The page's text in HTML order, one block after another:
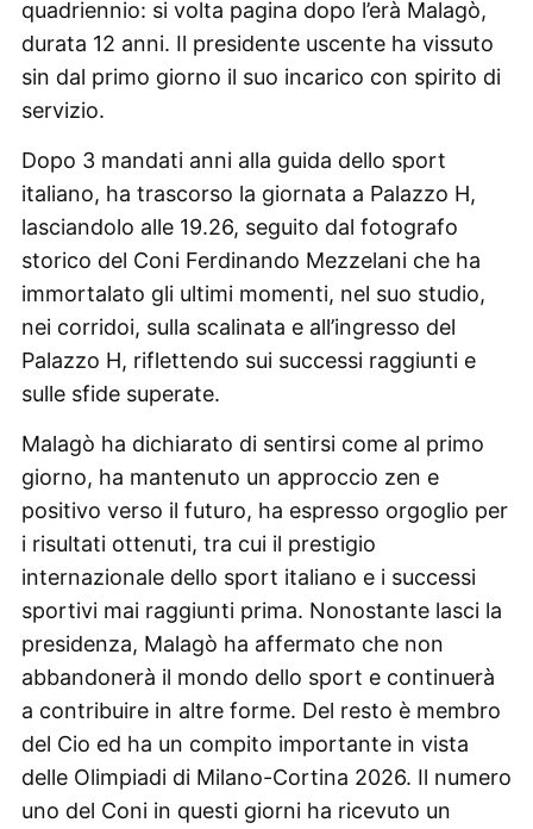
quadriennio: si volta pagina dopo l’erà Malagò,
durata 12 anni. Il presidente uscente ha vissuto
sin dal primo giorno il suo incarico con spirito di
servizio.
Dopo 3 mandati anni alla guida dello sport
italiano, ha trascorso la giornata a Palazzo H,
lasciandolo alle 19.26, seguito dal fotografo
storico del Coni Ferdinando Mezzelani che ha
immortalato gli ultimi momenti, nel suo studio,
nei corridoi, sulla scalinata e all’ingresso del
Palazzo H, riflettendo sui successi raggiunti e
sulle sfide superate.
Malagò ha dichiarato di sentirsi come al primo
giorno, ha mantenuto un approccio zen e
positivo verso il futuro, ha espresso orgoglio per
i risultati ottenuti, tra cui il prestigio
internazionale dello sport italiano e i successi
sportivi mai raggiunti prima. Nonostante lasci la
presidenza, Malagò ha affermato che non
abbandonerà il mondo dello sport e continuerà
a contribuire in altre forme. Del resto è membro
del Cio ed ha un compito importante in vista
delle Olimpiadi di Milano-Cortina 2026. Il numero
uno del Coni in questi giorni ha ricevuto un